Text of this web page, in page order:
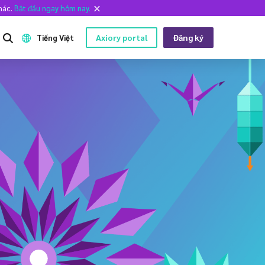
Bắt đầu ngay hôm nay.
CÔNG CỤ TRÊN NỀN TẢNG
Dữ liệu lịch sử Metatrader
Các chỉ báo tùy chỉnh MT4
Hướng dẫn cài đặt MT4
Hướng dẫn cài đặt MT5
Hướng dẫn cài đặt cTrader
Đội ngũ Axiory
Tài liệu pháp lý
Câu hỏi thường gặp
Liên hệ với chúng tôi
Tiếng Việt
عربى
Русский
Español
ไทย
Tiếng Việt
Axiory portal Đăng ký